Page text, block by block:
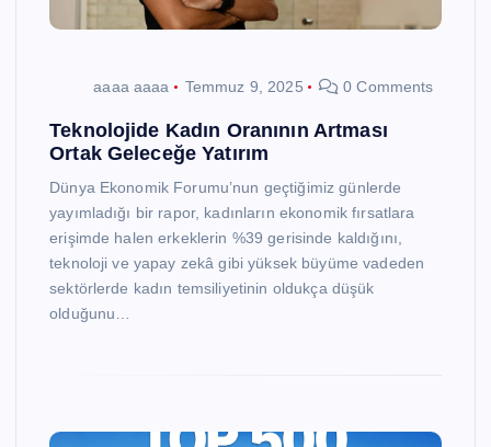
aaaa aaaa Temmuz 9, 2025 0 Comments
Teknolojide Kadın Oranının Artması
Ortak Geleceğe Yatırım
Dünya Ekonomik Forumu’nun geçtiğimiz günlerde
yayımladığı bir rapor, kadınların ekonomik fırsatlara
erişimde halen erkeklerin %39 gerisinde kaldığını,
teknoloji ve yapay zekâ gibi yüksek büyüme vadeden
sektörlerde kadın temsiliyetinin oldukça düşük
olduğunu…